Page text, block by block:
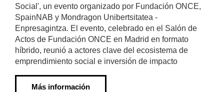
Social', un evento organizado por Fundación ONCE,
SpainNAB y Mondragon Unibertsitatea -
Enpresagintza. El evento, celebrado en el Salón de
Actos de Fundación ONCE en Madrid en formato
híbrido, reunió a actores clave del ecosistema de
emprendimiento social e inversión de impacto
Más información